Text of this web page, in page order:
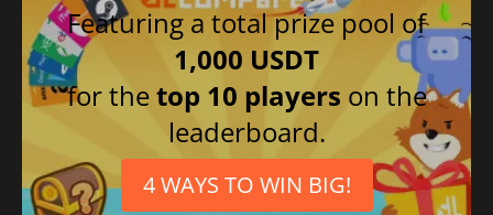
Featuring a total prize pool of
1,000 USDT
for thetop 10 players on the
leaderboard.
4 WAYS TO WIN BIG!